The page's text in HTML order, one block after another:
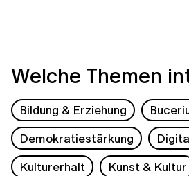
Welche Themen
Bildung & Erziehung
Demokratiestärkung
Kulturerhalt
Kunst & Kultur